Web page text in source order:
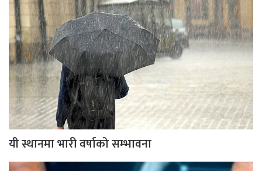
यी स्थानमा भारी वर्षाको सम्भावना